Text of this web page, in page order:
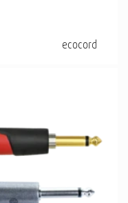
ecocord